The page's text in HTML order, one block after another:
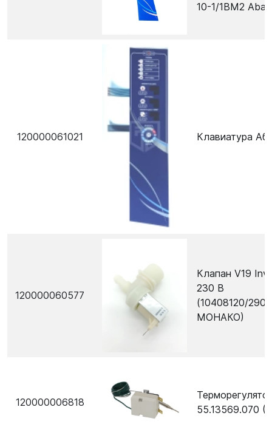
10-1/1ВМ2 Abat
120000061021 Клавиатура
120000060577
Клапан V19
230 В
(10408120/
МОНАКО)
120000006818
55.13569.070